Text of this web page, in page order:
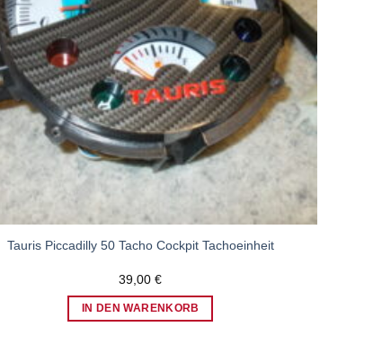
Tauris Piccadilly 50 Tacho Cockpit Tachoeinheit
39,00€
IN DEN WARENKORB